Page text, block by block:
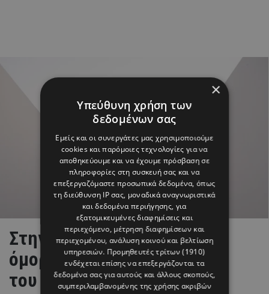
Στην Πάρο γράφτηκε το πιο
όμορφο κεφάλαιο της ζωής
του Brahim Díaz
×
Υπεύθυνη χρήση των
δεδομένων σας
Εμείς και οι συνεργάτες μας χρησιμοποιούμε
cookies και παρόμοιες τεχνολογίες για να
αποθηκεύουμε και να έχουμε πρόσβαση σε
πληροφορίες στη συσκευή σας και να
επεξεργαζόμαστε προσωπικά δεδομένα, όπως
τη διεύθυνση IP σας, μοναδικά αναγνωριστικά
και δεδομένα περιήγησης, για
εξατομικευμένες διαφημίσεις και
περιεχόμενο, μέτρηση διαφημίσεων και
περιεχομένου, ανάλυση κοινού και βελτίωση
υπηρεσιών. Προμηθευτές τρίτων (1910)
ενδέχεται επίσης να επεξεργάζονται τα
δεδομένα σας για αυτούς και άλλους σκοπούς,
συμπεριλαμβανομένης της χρήσης ακριβών